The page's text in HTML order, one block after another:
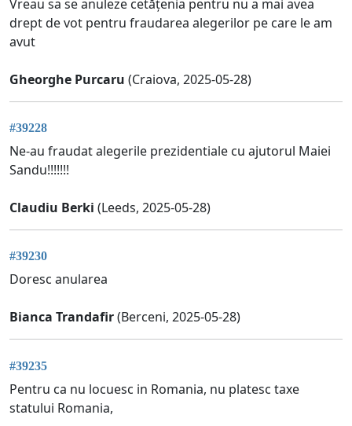
Vreau sa se anuleze cetățenia pentru nu a mai avea
drept de vot pentru fraudarea alegerilor pe care le am
avut
Gheorghe Purcaru (Craiova, 2025-05-28)
#39228
Ne-au fraudat alegerile prezidentiale cu ajutorul Maiei
Sandu!!!!!!!
Claudiu Berki (Leeds, 2025-05-28)
#39230
Doresc anularea
Bianca Trandafir(Berceni, 2025-05-28)
#39235
Pentru ca nu locuesc in Romania, nu platesc taxe
statului Romania,